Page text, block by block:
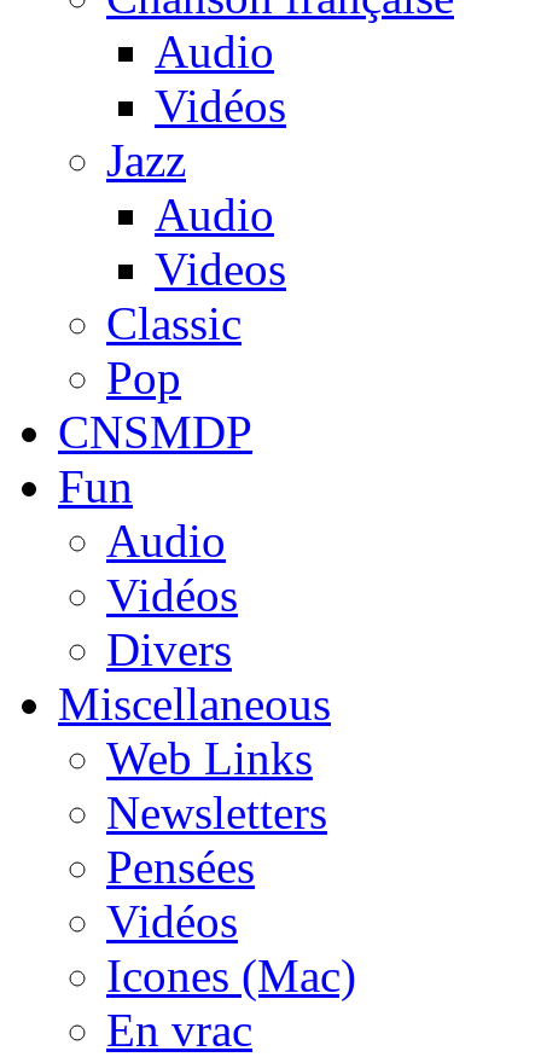
Audio
Vidéos
Jazz
Audio
Videos
Classic
Pop
CNSMDP
Fun
Audio
Vidéos
Divers
Miscellaneous
Web Links
Newsletters
Pensées
Vidéos
Icones (Mac)
En vrac